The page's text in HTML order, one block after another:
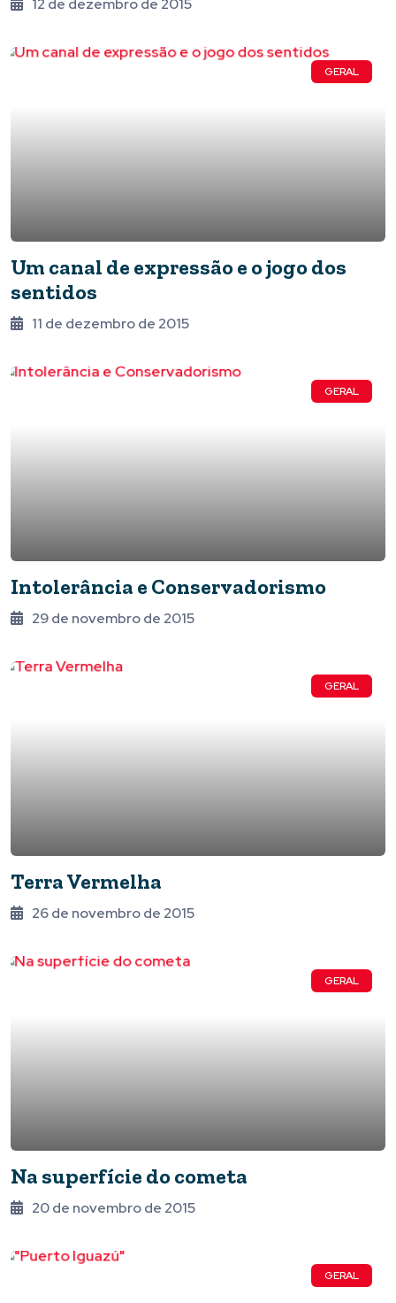
12 de dezembro de 2015
GERAL
Um canal de expressão e o jogo dos
sentidos
11 de dezembro de 2015
GERAL
Intolerância e Conservadorismo
29 de novembro de 2015
GERAL
Terra Vermelha
26 de novembro de 2015
GERAL
Na superfície do cometa
20 de novembro de 2015
GERAL